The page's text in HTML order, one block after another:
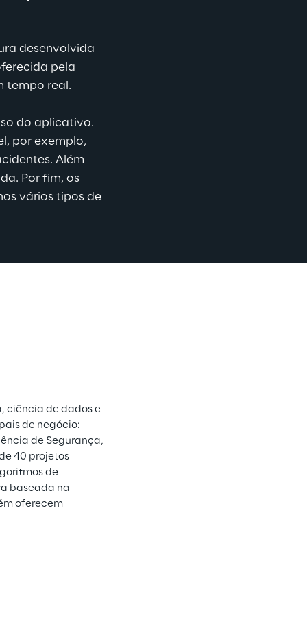
desenvolvida
pela
tempo real.
do aplicativo.
por exemplo,
Além
Por fim, os
vários tipos de
ciência de dados e
de negócio:
de Segurança,
40 projetos
de
baseada na
oferecem